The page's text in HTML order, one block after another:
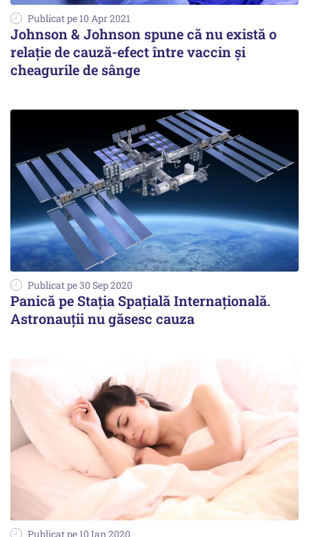
Publicat pe 10 Apr 2021
Johnson & Johnson spune că nu există o
relație de cauză-efect între vaccin și
cheagurile de sânge
Publicat pe 30 Sep 2020
Panică pe Stația Spațială Internațională.
Astronauții nu găsesc cauza
Publicat pe 10 Ian 2020